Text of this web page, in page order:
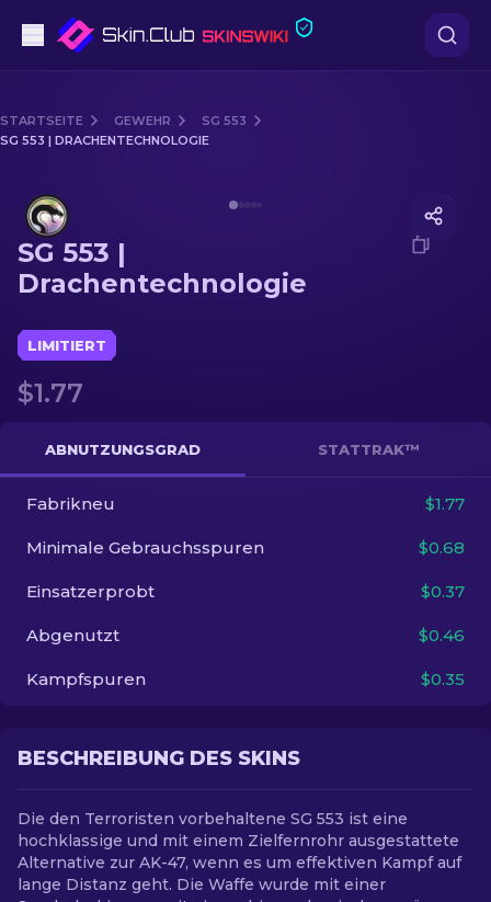
Mittelklasse
Gewehr
Scharfschützengewehr
Handschuh
Andere
DE
STARTSEITE GEWEHR
SG 553
SG 553 | DRACHENTECHNOLOGIE
SG 553 |
Drachentechnologie
LIMITIERT
$1.77
ABNUTZUNGSGRAD STATTRAK™
Fabrikneu $1.77
Minimale Gebrauchsspuren $0.68
Einsatzerprobt $0.37
Abgenutzt $0.46
Kampfspuren $0.35
BESCHREIBUNG DES SKINS
Die den Terroristen vorbehaltene SG 553 ist eine
hochklassige und mit einem Zielfernrohr ausgestattete
Alternative zur AK-47, wenn es um effektiven Kampf auf
lange Distanz geht. Die Waffe wurde mit einer